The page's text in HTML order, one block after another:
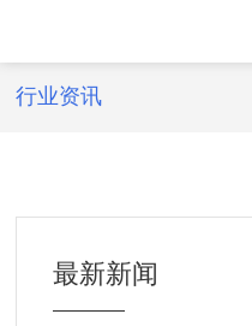
行业资讯
最新新闻